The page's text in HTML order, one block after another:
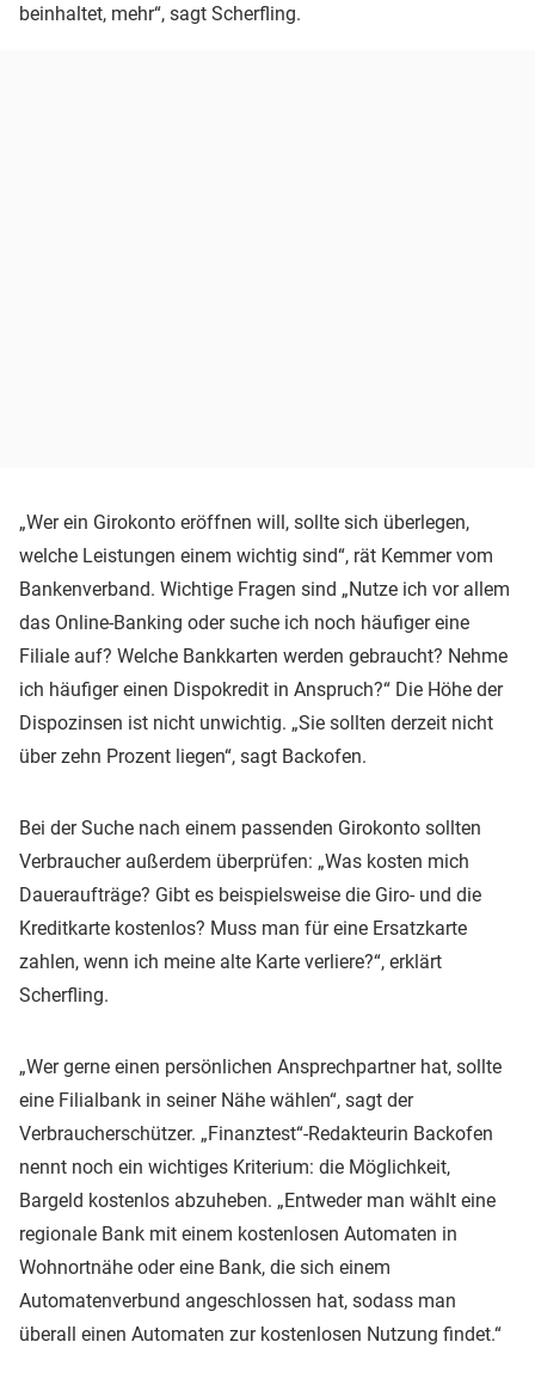
beinhaltet, mehr“, sagt Scherfling.
„Wer ein Girokonto eröffnen will, sollte sich überlegen,
welche Leistungen einem wichtig sind“, rät Kemmer vom
Bankenverband. Wichtige Fragen sind „Nutze ich vor allem
das Online-Banking oder suche ich noch häufiger eine
Filiale auf? Welche Bankkarten werden gebraucht? Nehme
ich häufiger einen Dispokredit in Anspruch?“ Die Höhe der
Dispozinsen ist nicht unwichtig. „Sie sollten derzeit nicht
über zehn Prozent liegen“, sagt Backofen.
Bei der Suche nach einem passenden Girokonto sollten
Verbraucher außerdem überprüfen: „Was kosten mich
Daueraufträge? Gibt es beispielsweise die Giro- und die
Kreditkarte kostenlos? Muss man für eine Ersatzkarte
zahlen, wenn ich meine alte Karte verliere?“, erklärt
Scherfling.
„Wer gerne einen persönlichen Ansprechpartner hat, sollte
eine Filialbank in seiner Nähe wählen“, sagt der
Verbraucherschützer. „Finanztest“-Redakteurin Backofen
nennt noch ein wichtiges Kriterium: die Möglichkeit,
Bargeld kostenlos abzuheben. „Entweder man wählt eine
regionale Bank mit einem kostenlosen Automaten in
Wohnortnähe oder eine Bank, die sich einem
Automatenverbund angeschlossen hat, sodass man
überall einen Automaten zur kostenlosen Nutzung findet.“